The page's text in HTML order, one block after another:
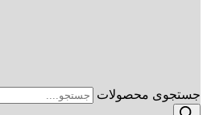
جستجوی محصولات